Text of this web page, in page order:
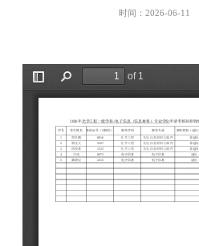
时间：2026-06-11